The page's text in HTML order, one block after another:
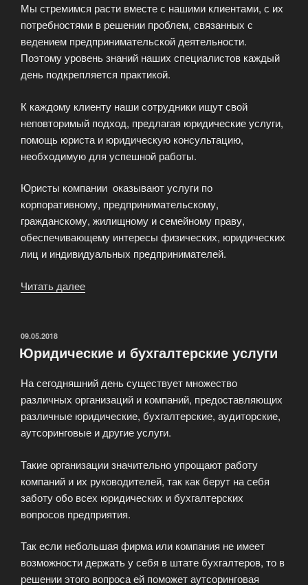
Мы стремимся расти вместе с нашими клиентами, с их
потребностями в решении проблем, связанных с
ведением предпринимательской деятельности.
Поэтому уровень знаний наших специалистов каждый
день подкрепляется практикой.
К каждому клиенту наши сотрудники ищут свой
неповторимый подход, предлагая юридические услуги,
помощь юриста и юридическую консультацию,
необходимую для успешной работы.
Юристы компании оказывают услуги по
корпоративному, предпринимательскому,
гражданскому, жилищному и семейному праву,
обеспечивающему интересы физических, юридических
лиц и индивидуальных предпринимателей.
Читать далее
ОПУБЛИКОВАНО
09.05.2018
Юридические и бухгалтерские услуги
На сегодняшний день существует множество
различных организаций и компаний, предоставляющих
различные юридические, бухгалтерские, аудиторские,
аутсоринговые и другие услуги.
Такие организации значительно упрощают работу
компаний и их руководителей, так как берут на себя
заботу обо всех юридических и бухгалтерских
вопросов предприятия.
Так если небольшая фирма или компания не имеет
возможности держать у себя в штате бухгалтеров, то в
решении этого вопроса ей поможет аутсоринговая